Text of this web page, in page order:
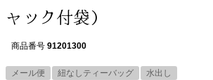
ャック付袋）
商品番号 91201300
メール便 紐なしティーバッグ
水出し